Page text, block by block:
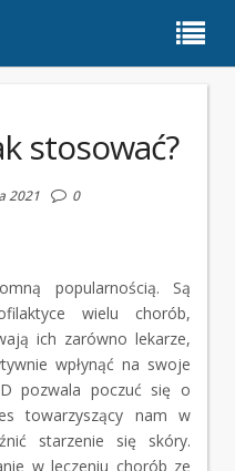
stosować?
2021 0
popularnością. Są
wielu chorób,
ich zarówno lekarze,
wpłynąć na swoje
pozwala poczuć się o
towarzyszący nam w
starzenie się skóry.
w leczeniu chorób ze